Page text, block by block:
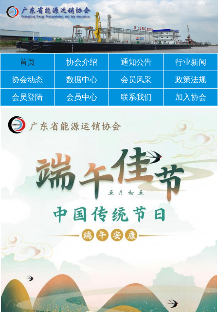
首页 协会介绍 通知公告 行业新闻
协会动态 数据中心 会员风采 政策法规
会员登陆 会员中心 联系我们 加入协会